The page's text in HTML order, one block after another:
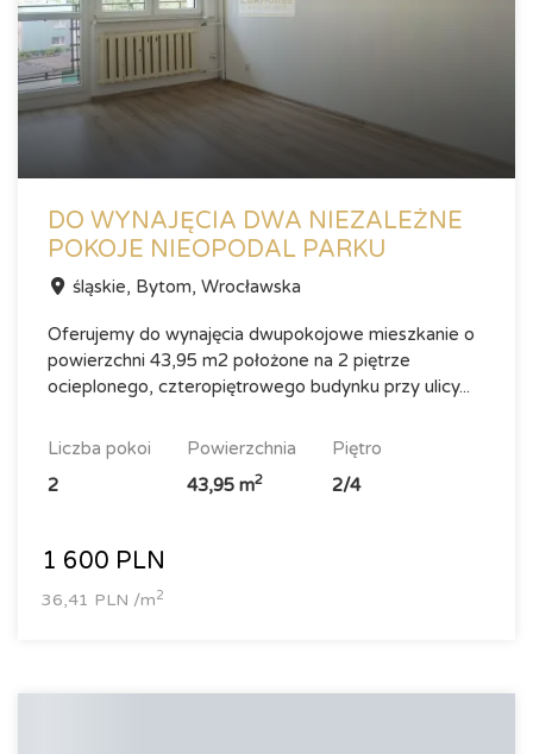
Powierzchnia (m
Cena za m (PLN)
Liczba pokoi
DO WYNAJĘCIA DWA NIEZALEŻNE
POKOJE NIEOPODAL PARKU
śląskie, Bytom, Wrocławska
Oferujemy do wynajęcia dwupokojowe mieszkanie o
powierzchni 43,95 m2 położone na 2 piętrze
ocieplonego, czteropiętrowego budynku przy ulicy...
liczba pokoi
2
powierzchnia
43,95 m2
piętro
2/4
1 600 PLN
36,41 PLN /m2